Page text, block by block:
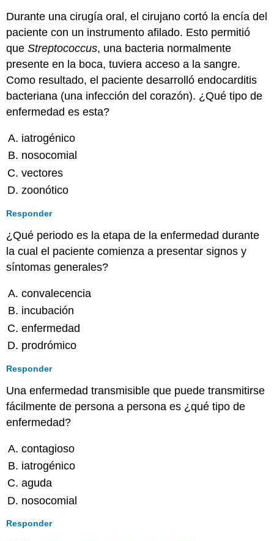
Durante una cirugía oral, el cirujano cortó la encía del
paciente con un instrumento afilado. Esto permitió
queStreptococcus, una bacteria normalmente
presente en la boca, tuviera acceso a la sangre.
Como resultado, el paciente desarrolló endocarditis
bacteriana (una infección del corazón). ¿Qué tipo de
enfermedad es esta?
iatrogénico
nosocomial
vectores
zoonótico
Responder
¿Qué periodo es la etapa de la enfermedad durante
la cual el paciente comienza a presentar signos y
síntomas generales?
convalecencia
incubación
enfermedad
prodrómico
Responder
Una enfermedad transmisible que puede transmitirse
fácilmente de persona a persona es ¿qué tipo de
enfermedad?
contagioso
iatrogénico
aguda
nosocomial
Responder